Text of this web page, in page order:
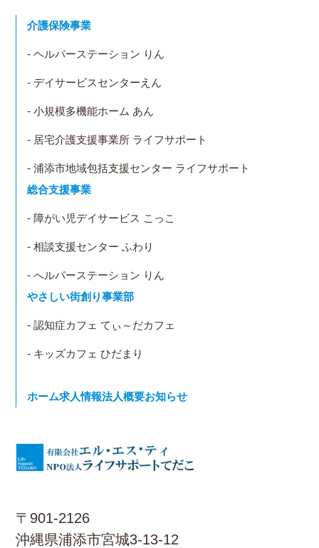
〒901-2126
沖縄県浦添市宮城3-13-12
介護保険事業
- ヘルパーステーション りん
- デイサービスセンターえん
- 小規模多機能ホーム あん
- 居宅介護支援事業所 ライフサポート
- 浦添市地域包括支援センター ライフサポート
総合支援事業
- 障がい児デイサービス こっこ
- 相談支援センター ふわり
- へルパーステーション りん
やさしい街創り事業部
- 認知症カフェ てぃ～だカフェ
- キッズカフェ ひだまり
ホーム求人情報法人概要お知らせ